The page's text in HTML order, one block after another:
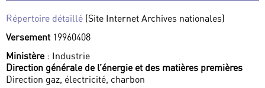
Répertoire détaillé (Site Internet Archives nationales)
Versement 19960408
Ministère: Industrie
Direction générale de l’énergie et des matières premières
Direction gaz, électricité, charbon